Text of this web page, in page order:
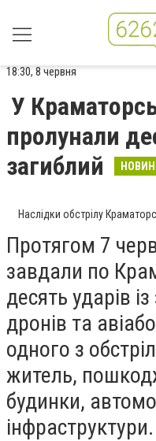
18:30, 8 червня
У
пролунали
загиблий
Наслідки обстрілу
Протягом 7
завдали по
десять ударів
дронів та
одного з
житель,
будинки,
інфраструктури.